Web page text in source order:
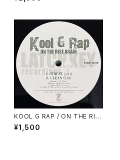
KOOL G RAP / ON THE RIS
E AGAIN
¥1,500